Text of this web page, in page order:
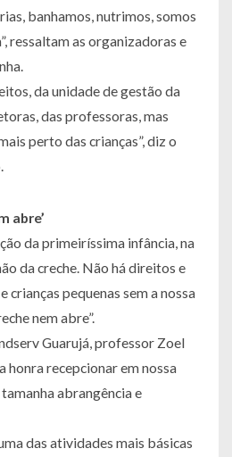
banhamos, nutrimos, somos
ressaltam as organizadoras e
da unidade de gestão da
das professoras, mas
perto das crianças”, diz o
abre’
da primeiríssima infância, na
da creche. Não há direitos e
crianças pequenas sem a nossa
nem abre”.
Guarujá, professor Zoel
honra recepcionar em nossa
abrangência e
das atividades mais básicas